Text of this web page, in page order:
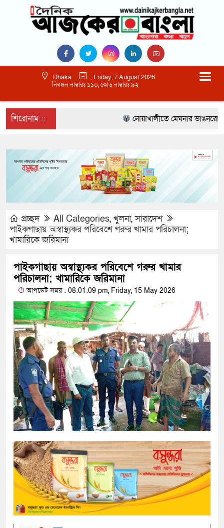
Dhaka
, Friday, 7 August 2026
নিবন্ধন নাম্বারঃ ১১০, কোড নাম্বারঃ ৯২
শিরোনাম :: নোয়াখালীতে মেঘনার ভাঙনরোধে
প্রচ্ছদ All Categories, খুলনা,সারাদেশ
পাইকগাছায় অস্বাস্থ্যকর পরিবেশে গরুর খামার পরিচালনা;
খামারিকে জরিমানা
পাইকগাছায় অস্বাস্থ্যকর পরিবেশে গরুর খামার
পরিচালনা; খামারিকে জরিমানা
আপডেট সময় : 08:01:09 pm, Friday, 15 May 2026